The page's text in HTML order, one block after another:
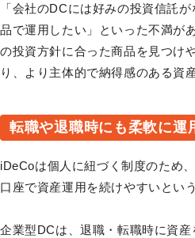
「会社のDCには好みの投資信託
品で運用したい」といった不満が
の投資方針に合った商品を見つけ
り、より主体的で納得感のある資
転職や退職時にも柔軟に運
iDeCoは個人に紐づく制度のため
口座で資産運用を続けやすいとい
企業型DCは、退職・転職時に資